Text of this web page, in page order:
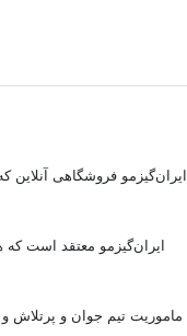
ایران‌گیزمو فروشگاهی آنلاین که کار
ماموریت تیم جوان و پرتلاش